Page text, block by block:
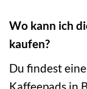
Wo kann ich
kaufen?
Du findest